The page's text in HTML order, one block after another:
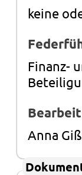
keine
Finanz-
Anna